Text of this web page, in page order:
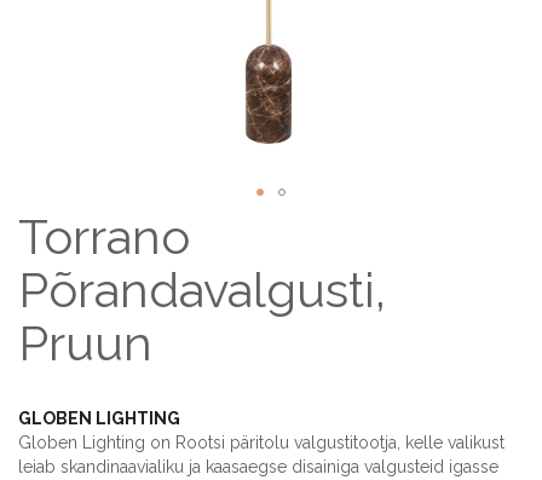
Torrano
Põrandavalgusti,
Pruun
GLOBEN LIGHTING
Globen Lighting on Rootsi päritolu valgustitootja, kelle valikust
leiab skandinaavialiku ja kaasaegse disainiga valgusteid igasse
Skip
the
beginning
the
images